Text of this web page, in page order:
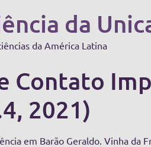
da
da América Latina
Contato
2021)
em Barão Geraldo. Vinha da